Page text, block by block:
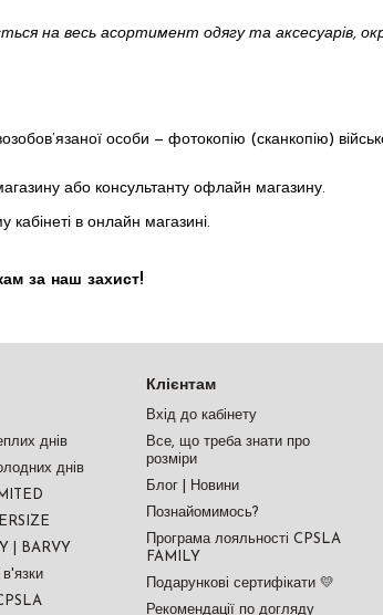
на весь асортимент одягу та аксесуарів,
особи — фотокопію (сканкопію)
або консультанту офлайн магазину.
кабінеті в онлайн магазині.
за наш захист!
днів
днів
| BARVY
в'язки
Клієнтам
Вхід до кабінету
Все, що треба знати про
розміри
Блог | Новини
Познайомимось?
Програма лояльності CPSLA
FAMILY
Подарункові сертифікати 💛
Рекомендації по догляду